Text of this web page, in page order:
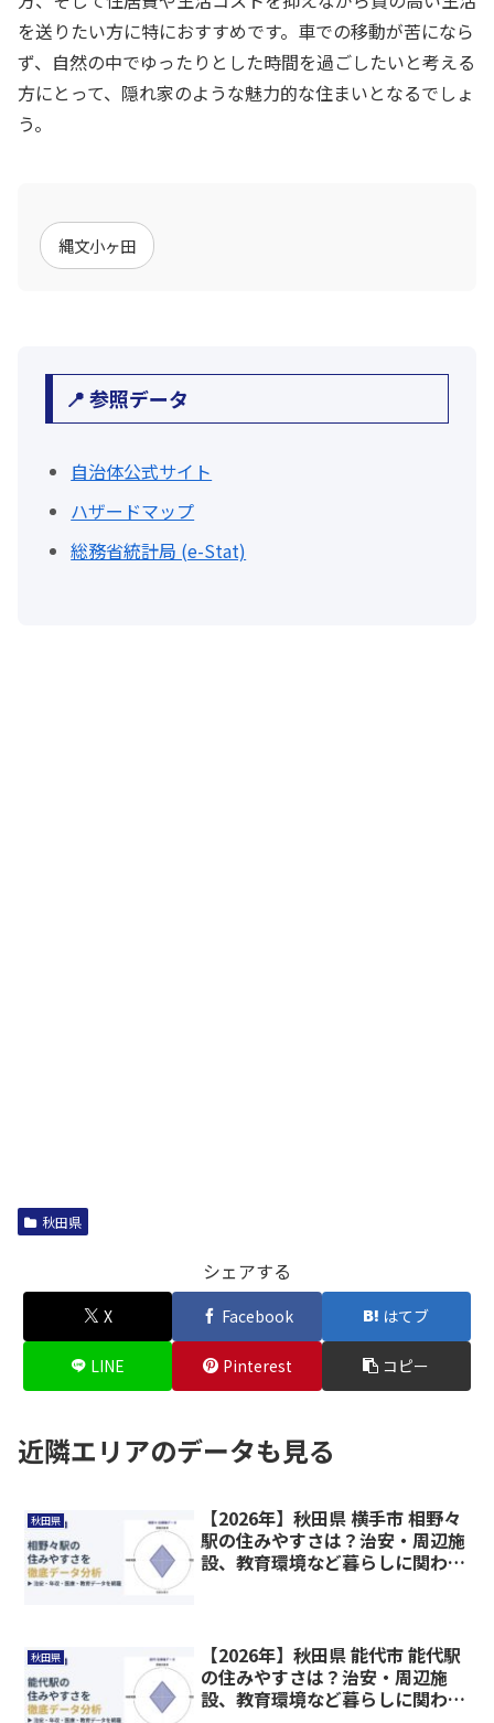
を送りたい方に特におすすめです。車での移動が苦になら
ず、自然の中でゆったりとした時間を過ごしたいと考える
方にとって、隠れ家のような魅力的な住まいとなるでしょ
う。
縄文小ヶ田
📍 参照データ
自治体公式サイト
ハザードマップ
総務省統計局 (e-Stat)
秋田県
シェアする
X Facebook はてブ
LINE Pinterest コピー
近隣エリアのデータも見る
秋田県
【2026年】秋田県 横手市 相野々
駅の住みやすさは？治安・周辺施
設、教育環境など暮らしに関わる
秋田県
【2026年】秋田県 能代市 能代駅
の住みやすさは？治安・周辺施
設、教育環境など暮らしに関わる